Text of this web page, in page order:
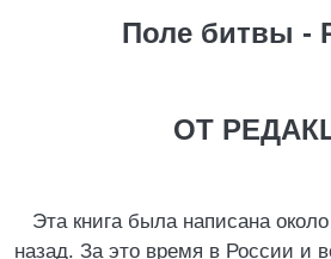
Поле битвы -
ОТ
Эта книга была написана
назад. За это время в России и